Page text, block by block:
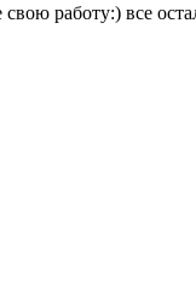
работу:) все